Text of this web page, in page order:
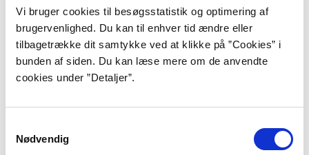
Vi bruger cookies til besøgsstatistik og optimering af
brugervenlighed. Du kan til enhver tid ændre eller
tilbagetrække dit samtykke ved at klikke på ”Cookies” i
bunden af siden. Du kan læse mere om de anvendte
cookies under ”Detaljer”.
Nødvendig
Nu kan man få læst portrætter op på
Forfatterweb.Oplæsningsfunktionen kan anvendes
på forskellige måder. Man kan få læst hvert kapitel op,
hoppe i teksten og få markeret teksten, mens den
læses op.Find vejledning til oplæsningsfunktionen
Målgruppen for Forfatterweb